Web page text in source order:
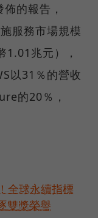
的報告，
服務市場規模
兆元），
以31％的營收
的20％，
全球永續指標
雙獎榮譽